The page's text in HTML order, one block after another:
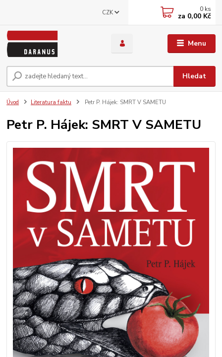
Menu
CZK
Hledat
0 ks
za 0,00 Kč
Úvod Literatura faktu Petr P. Hájek: SMRT V SAMETU
Petr P. Hájek: SMRT V SAMETU